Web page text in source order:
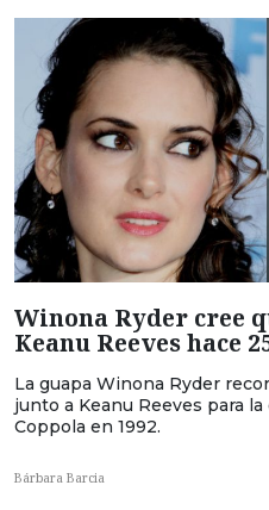
Winona Ryder cree
Keanu Reeves hace
La guapa Winona Ryder
junto a Keanu Reeves para
Coppola en 1992.
Bárbara Barcia